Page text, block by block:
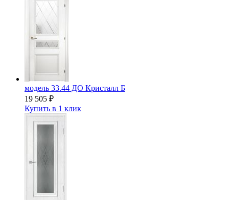
модель 33.44 ДО Кристалл Б
19 505 ₽
Купить в 1 клик